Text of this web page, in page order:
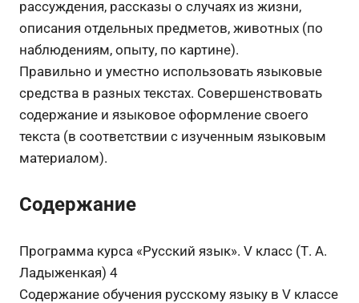
рассуждения, рассказы о случаях из жизни,
описания отдельных предметов, животных (по
наблюдениям, опыту, по картине).
Правильно и уместно использовать языковые
средства в разных текстах. Совершенствовать
содержание и языковое оформление своего
текста (в соответствии с изученным языковым
материалом).
Содержание
Программа курса «Русский язык». V класс (Т. А.
Ладыженкая) 4
Содержание обучения русскому языку в V классе